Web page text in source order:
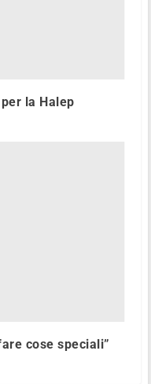
la Halep
cose speciali”